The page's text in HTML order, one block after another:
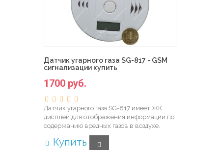
Датчик угарного газа SG-817 - GSM
сигнализации купить
1700 руб.
Датчик угарного газа SG-817 имеет ЖК
дисплей для отображения информации по
содержанию вредных газов в воздухе.
Купить